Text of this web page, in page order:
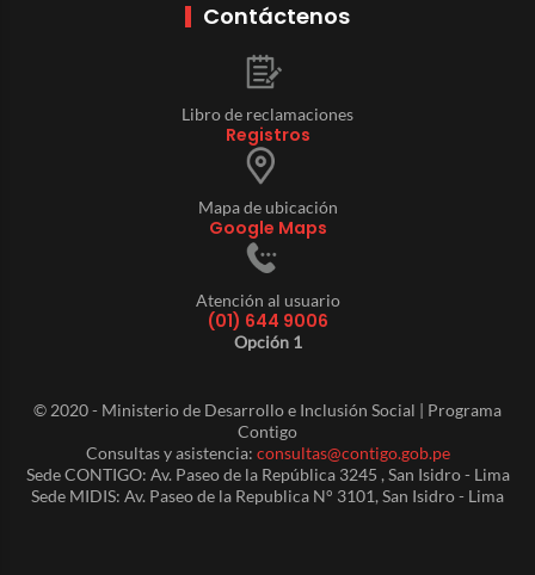
Contáctenos
Libro de reclamaciones
Registros
Mapa de ubicación
Google Maps
Atención al usuario
(01) 644 9006
Opción 1
© 2020 - Ministerio de Desarrollo e Inclusión Social | Programa
Contigo
Consultas y asistencia: consultas@contigo.gob.pe
Sede CONTIGO: Av. Paseo de la República 3245 , San Isidro - Lima
Sede MIDIS: Av. Paseo de la Republica N° 3101, San Isidro - Lima